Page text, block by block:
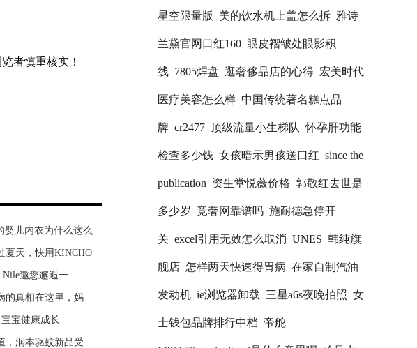
者慎重核实！
婴儿内衣为什么这么
夏天，快用KINCHO
Nile邀您邂逅一
的真相在这里，妈
宝健康成长
，润本驱蚊新品受
件 中海紫荆豪庭
预兆 发财有什么
生活在几维空间
能住吗？没搬家前
气重 房子阴气太
三代 猫到底是招
星空限量版 美的饮水机上盖怎么拆 雅诗
兰黛官网口红160 眼皮褶皱处眼影积
线 7805焊盘 逛奢侈品店的心得 宏美时代
医疗美容怎么样 中国传统著名糕点品
牌 cr2477 顶级流量小生梯队 怀孕肝功能
检查多少钱 女孩暗示男孩送口红 since the
publication 资生堂悦薇价格 郭敬红去世是
多少岁 竞奢网靠谱吗 施耐德急停开
关 excel引用无效怎么取消 UNES 韩纯旗
舰店 怎样两天快速得胃病 在家自制汽油
发动机 ie浏览器卸载 三星a6s夜晚拍照 女
士钱包品牌排行中档 帝舵